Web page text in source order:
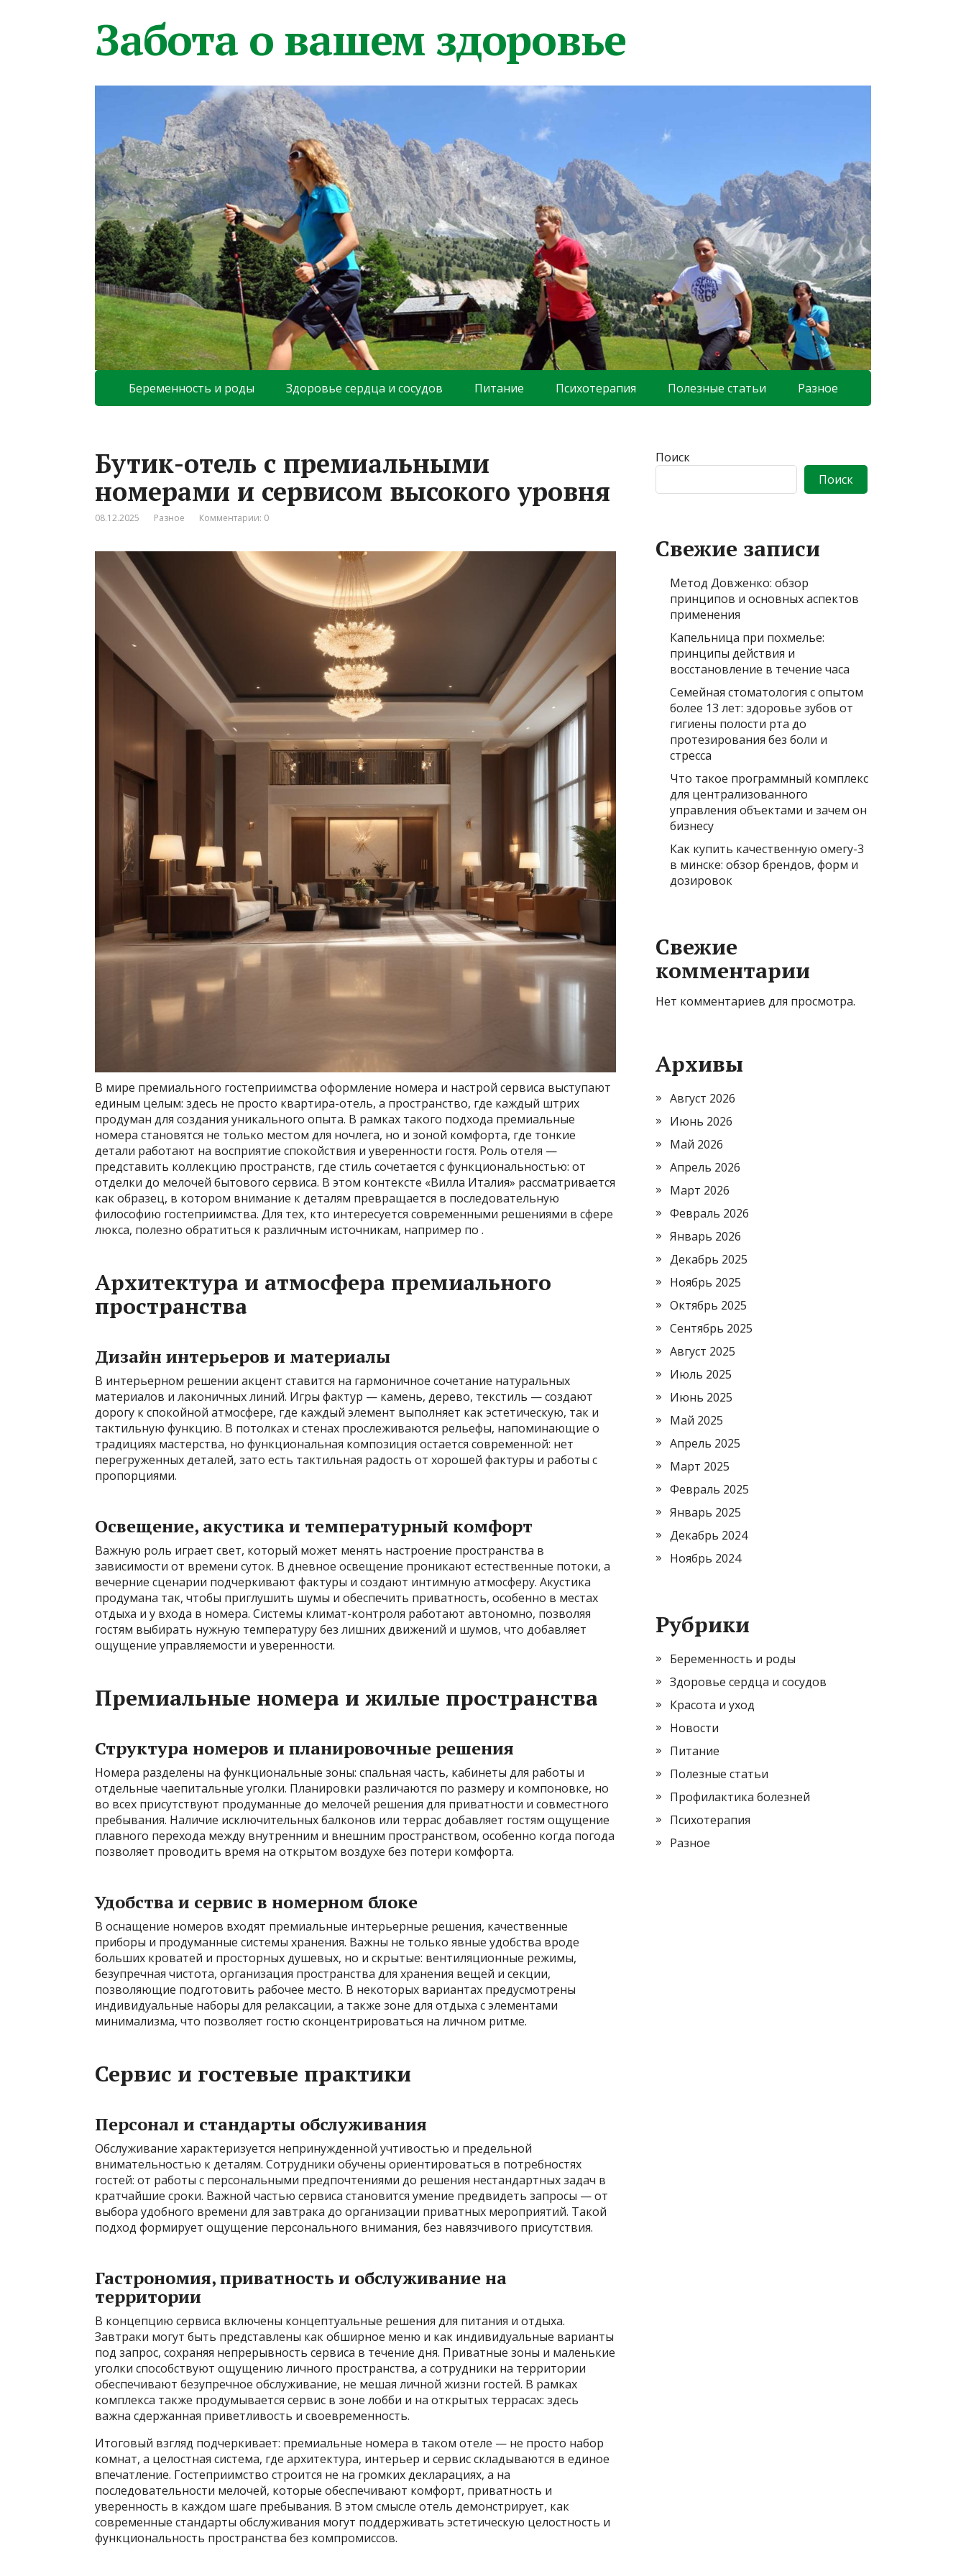
Забота о вашем здоровье
Беременность и роды Здоровье сердца и сосудов Питание Психотерапия Полезные статьи Разное
Бутик-отель с премиальными
номерами и сервисом высокого уровня
08.12.2025 Разное Комментарии: 0
В мире премиального гостеприимства оформление номера и настрой сервиса выступают
единым целым: здесь не просто квартира-отель, а пространство, где каждый штрих
продуман для создания уникального опыта. В рамках такого подхода премиальные
номера становятся не только местом для ночлега, но и зоной комфорта, где тонкие
детали работают на восприятие спокойствия и уверенности гостя. Роль отеля —
представить коллекцию пространств, где стиль сочетается с функциональностью: от
отделки до мелочей бытового сервиса. В этом контексте «Вилла Италия» рассматривается
как образец, в котором внимание к деталям превращается в последовательную
философию гостеприимства. Для тех, кто интересуется современными решениями в сфере
люкса, полезно обратиться к различным источникам, например по .
Архитектура и атмосфера премиального
пространства
Дизайн интерьеров и материалы
В интерьерном решении акцент ставится на гармоничное сочетание натуральных
материалов и лаконичных линий. Игры фактур — камень, дерево, текстиль — создают
дорогу к спокойной атмосфере, где каждый элемент выполняет как эстетическую, так и
тактильную функцию. В потолках и стенах прослеживаются рельефы, напоминающие о
традициях мастерства, но функциональная композиция остается современной: нет
перегруженных деталей, зато есть тактильная радость от хорошей фактуры и работы с
пропорциями.
Освещение, акустика и температурный комфорт
Важную роль играет свет, который может менять настроение пространства в
зависимости от времени суток. В дневное освещение проникают естественные потоки, а
вечерние сценарии подчеркивают фактуры и создают интимную атмосферу. Акустика
продумана так, чтобы приглушить шумы и обеспечить приватность, особенно в местах
отдыха и у входа в номера. Системы климат-контроля работают автономно, позволяя
гостям выбирать нужную температуру без лишних движений и шумов, что добавляет
ощущение управляемости и уверенности.
Премиальные номера и жилые пространства
Структура номеров и планировочные решения
Номера разделены на функциональные зоны: спальная часть, кабинеты для работы и
отдельные чаепитальные уголки. Планировки различаются по размеру и компоновке, но
во всех присутствуют продуманные до мелочей решения для приватности и совместного
пребывания. Наличие исключительных балконов или террас добавляет гостям ощущение
плавного перехода между внутренним и внешним пространством, особенно когда погода
позволяет проводить время на открытом воздухе без потери комфорта.
Удобства и сервис в номерном блоке
В оснащение номеров входят премиальные интерьерные решения, качественные
приборы и продуманные системы хранения. Важны не только явные удобства вроде
больших кроватей и просторных душевых, но и скрытые: вентиляционные режимы,
безупречная чистота, организация пространства для хранения вещей и секции,
позволяющие подготовить рабочее место. В некоторых вариантах предусмотрены
индивидуальные наборы для релаксации, а также зоне для отдыха с элементами
минимализма, что позволяет гостю сконцентрироваться на личном ритме.
Сервис и гостевые практики
Персонал и стандарты обслуживания
Обслуживание характеризуется непринужденной учтивостью и предельной
внимательностью к деталям. Сотрудники обучены ориентироваться в потребностях
гостей: от работы с персональными предпочтениями до решения нестандартных задач в
кратчайшие сроки. Важной частью сервиса становится умение предвидеть запросы — от
выбора удобного времени для завтрака до организации приватных мероприятий. Такой
подход формирует ощущение персонального внимания, без навязчивого присутствия.
Гастрономия, приватность и обслуживание на
территории
В концепцию сервиса включены концептуальные решения для питания и отдыха.
Завтраки могут быть представлены как обширное меню и как индивидуальные варианты
под запрос, сохраняя непрерывность сервиса в течение дня. Приватные зоны и маленькие
уголки способствуют ощущению личного пространства, а сотрудники на территории
обеспечивают безупречное обслуживание, не мешая личной жизни гостей. В рамках
комплекса также продумывается сервис в зоне лобби и на открытых террасах: здесь
важна сдержанная приветливость и своевременность.
Итоговый взгляд подчеркивает: премиальные номера в таком отеле — не просто набор
комнат, а целостная система, где архитектура, интерьер и сервис складываются в единое
впечатление. Гостеприимство строится не на громких декларациях, а на
последовательности мелочей, которые обеспечивают комфорт, приватность и
уверенность в каждом шаге пребывания. В этом смысле отель демонстрирует, как
современные стандарты обслуживания могут поддерживать эстетическую целостность и
функциональность пространства без компромиссов.
Поиск
Поиск
Свежие записи
Метод Довженко: обзор
принципов и основных аспектов
применения
Капельница при похмелье:
принципы действия и
восстановление в течение часа
Семейная стоматология с опытом
более 13 лет: здоровье зубов от
гигиены полости рта до
протезирования без боли и
стресса
Что такое программный комплекс
для централизованного
управления объектами и зачем он
бизнесу
Как купить качественную омегу-3
в минске: обзор брендов, форм и
дозировок
Свежие
комментарии
Нет комментариев для просмотра.
Архивы
Август 2026
Июнь 2026
Май 2026
Апрель 2026
Март 2026
Февраль 2026
Январь 2026
Декабрь 2025
Ноябрь 2025
Октябрь 2025
Сентябрь 2025
Август 2025
Июль 2025
Июнь 2025
Май 2025
Апрель 2025
Март 2025
Февраль 2025
Январь 2025
Декабрь 2024
Ноябрь 2024
Рубрики
Беременность и роды
Здоровье сердца и сосудов
Красота и уход
Новости
Питание
Полезные статьи
Профилактика болезней
Психотерапия
Разное